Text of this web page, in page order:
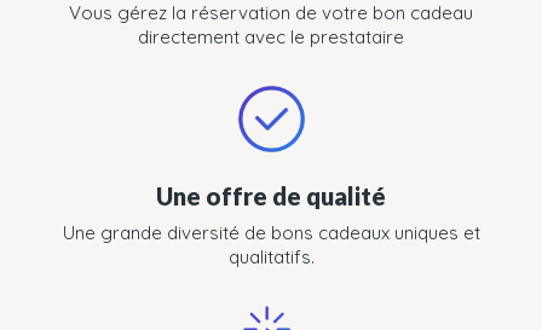
Vous gérez la réservation de votre bon cadeau
directement avec le prestataire
Une offre de qualité
Une grande diversité de bons cadeaux uniques et
qualitatifs.